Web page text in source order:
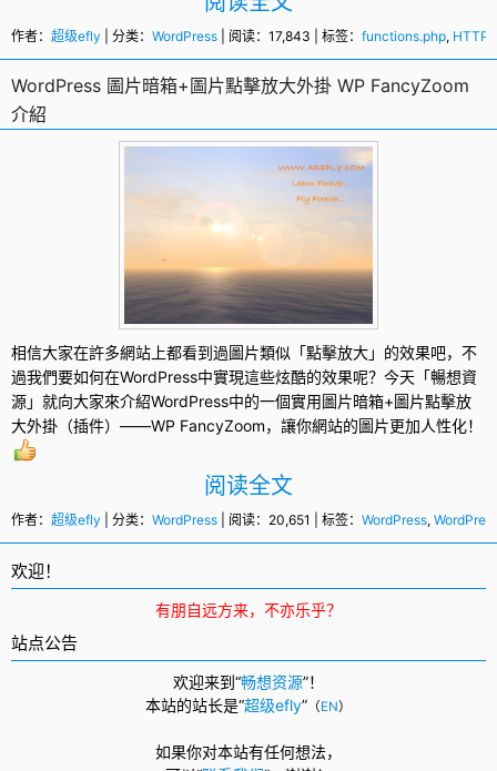
作者： 超级efly | 分类： WordPress | 阅读：17,843 | 标签： functions.php, HTTP
WordPress 圖片暗箱+圖片點擊放大外掛 WP FancyZoom
介紹
相信大家在許多網站上都看到過圖片類似「點擊放大」的效果吧，不
過我們要如何在WordPress中實現這些炫酷的效果呢？今天「暢想資
源」就向大家來介紹WordPress中的一個實用圖片暗箱+圖片點擊放
大外掛（插件）——WP FancyZoom，讓你網站的圖片更加人性化！
阅读全文
作者： 超级efly | 分类： WordPress | 阅读：20,651 | 标签： WordPress,
欢迎！
有朋自远方来，不亦乐乎？
站点公告
欢迎来到“畅想资源”！
本站的站长是“超级efly” （EN）
如果你对本站有任何想法，